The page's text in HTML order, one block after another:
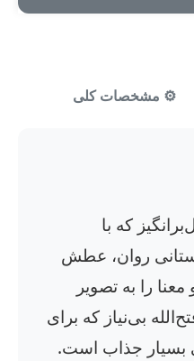
⚙️ مشخصات کلی
که با
روان، عطش
را به تصویر
بی‌نیاز که برای
بسیار جذاب است.